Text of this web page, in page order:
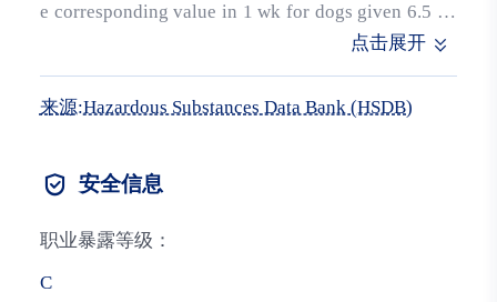
e corresponding value in 1 wk for dogs given 6.5 ug
zinc chloride was about 20%. Urinary excretion for t
he same period was well below 5% of the dose in bot
h species ... Biliary excretion of zinc in rats was foun
v dose of 0.1 mg (65)zinc chloride.
点击展开
来源:Hazardous Substances Data Bank (HSDB)
安全信息
职业暴露等级：
C